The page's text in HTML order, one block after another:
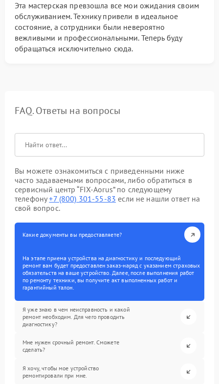
Эта мастерская превзошла все мои ожидания своим
обслуживанием. Технику привели в идеальное
состояние, а сотрудники были невероятно
вежливыми и профессиональными. Теперь буду
обращаться исключительно сюда.
FAQ. Ответы на вопросы
Вы можете ознакомиться с приведенными ниже
часто задаваемыми вопросами, либо обратиться в
сервисный центр “FIX-Aorus” по следующему
телефону+7 (800) 301-55-83 если не нашли ответ на
свой вопрос.
Какие документы вы предоставляете?
На этапе приема устройства на диагностику и последующий
ремонт вам будет предоставлен заказ-наряд с указанием страховых
обязательств на ваше устройство. Далее, после выполнения работ
по ремонту техники, вы получите акт выполненных работ и
гарантийный талон.
Я уже знаю в чем неисправность и какой
ремонт необходим. Для чего проводить
диагностику?
Мне нужен срочный ремонт. Сможете
сделать?
Я хочу, чтобы мое устройство
ремонтировали при мне.